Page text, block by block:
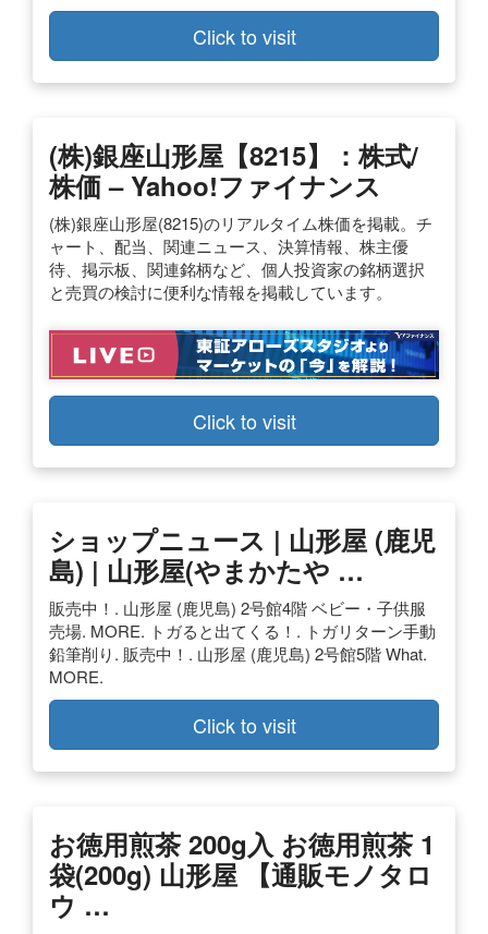
Click to visit
(株)銀座山形屋【8215】：株式/
株価 – Yahoo!ファイナンス
(株)銀座山形屋(8215)のリアルタイム株価を掲載。チ
ャート、配当、関連ニュース、決算情報、株主優
待、掲示板、関連銘柄など、個人投資家の銘柄選択
と売買の検討に便利な情報を掲載しています。
Click to visit
ショップニュース | 山形屋 (鹿児
島) | 山形屋(やまかたや …
販売中！. 山形屋 (鹿児島) 2号館4階 ベビー・子供服
売場. MORE. トガると出てくる！. トガリターン手動
鉛筆削り. 販売中！. 山形屋 (鹿児島) 2号館5階 What.
MORE.
Click to visit
お徳用煎茶 200g入 お徳用煎茶 1
袋(200g) 山形屋 【通販モノタロ
ウ …